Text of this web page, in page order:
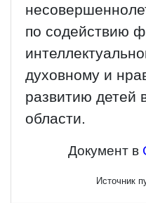
по содействию
духовному и
развитию детей
области.
Документ в
Источник